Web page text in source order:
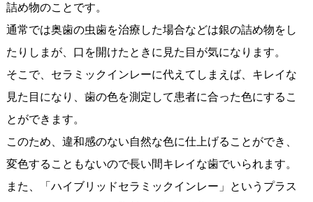
詰め物のことです。
通常では奥歯の虫歯を治療した場合などは銀の詰め物をし
たりしまが、口を開けたときに見た目が気になります。
そこで、セラミックインレーに代えてしまえば、キレイな
見た目になり、歯の色を測定して患者に合った色にするこ
とができます。
このため、違和感のない自然な色に仕上げることができ、
変色することもないので長い間キレイな歯でいられます。
また、「ハイブリッドセラミックインレー」というプラス